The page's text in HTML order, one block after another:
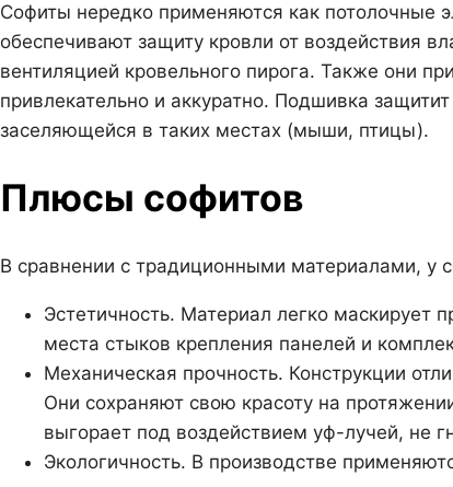
Софиты нередко применяются как потолочные
обеспечивают защиту кровли от воздействия
вентиляцией кровельного пирога. Также они
привлекательно и аккуратно. Подшивка
заселяющейся в таких местах (мыши, птицы).
Плюсы софитов
В сравнении с традиционными материалами, у
Эстетичность. Материал легко маскирует
места стыков крепления панелей и
Механическая прочность. Конструкции
Они сохраняют свою красоту на
выгорает под воздействием уф-лучей, не
Экологичность. В производстве